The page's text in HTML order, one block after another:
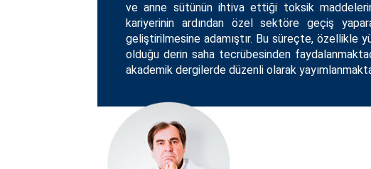
ve anne sütünün ihtiva ettiği toksik
kariyerinin ardından özel sektöre geçiş
geliştirilmesine adamıştır. Bu süreçte, özellikle
olduğu derin saha tecrübesinden
akademik dergilerde düzenli olarak